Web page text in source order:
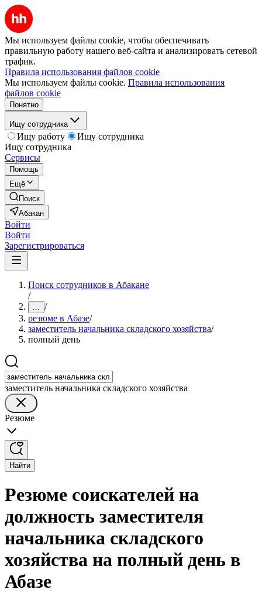
Мы используем файлы cookie, чтобы обеспечивать
правильную работу нашего веб-сайта и анализировать сетевой
трафик.
Правила использования файлов cookie
Мы используем файлы cookie. Правила использования
файлов cookie
Понятно
Ищу сотрудника
Ищу работу
Ищу сотрудника
Ищу сотрудника
Сервисы
Помощь
Ещё
Поиск
Абакан
Войти
Войти
Зарегистрироваться
Поиск сотрудников в Абакане
/
... /
резюме в Абазе/
заместитель начальника складского хозяйства/
полный день
заместитель начальника складского хозяйства
Резюме
Найти
Резюме соискателей на
должность заместителя
начальника складского
хозяйства на полный день в
Абазе